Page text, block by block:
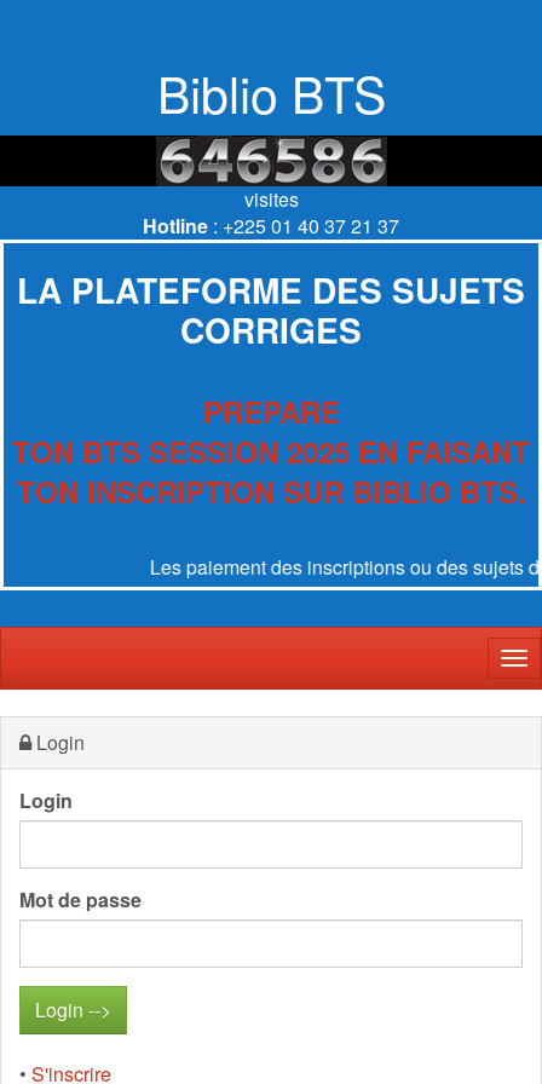
Biblio BTS
visites
Hotline : +225 01 40 37 21 37
LA PLATEFORME DES SUJETS
CORRIGES
PREPARE
TON BTS SESSION 2025 EN FAISANT
TON INSCRIPTION SUR BIBLIO BTS.
Les paiement des inscriptions ou des sujets
Login
Login
Mot de passe
• S'inscrire